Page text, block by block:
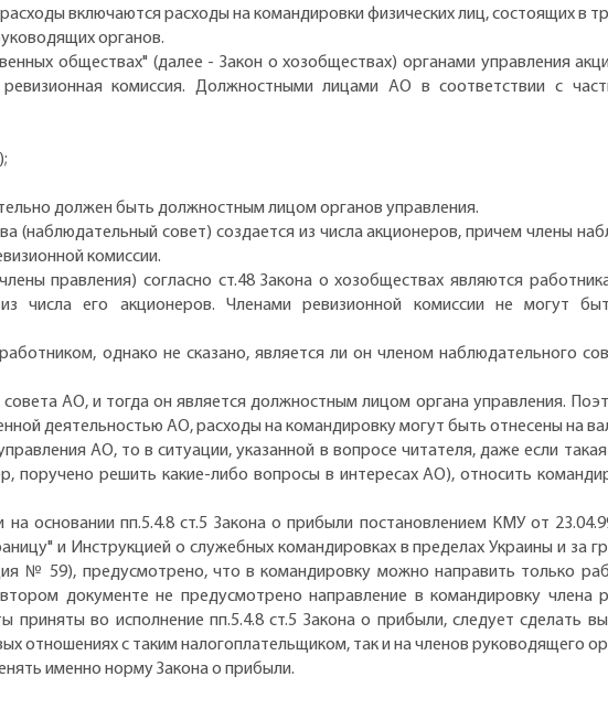
включаются расходы на командировки физических лиц, состоящих в
органов.
обществах" (далее - Закон о хозобществах) органами управления
комиссия. Должностными лицами АО в соответствии с
должен быть должностным лицом органов управления.
(наблюдательный совет) создается из числа акционеров, причем члены
комиссии.
правления) согласно ст.48 Закона о хозобществах являются
числа его акционеров. Членами ревизионной комиссии не могут
однако не сказано, является ли он членом наблюдательного
АО, и тогда он является должностным лицом органа управления.
деятельностью АО, расходы на командировку могут быть отнесены на
АО, то в ситуации, указанной в вопросе читателя, даже если
поручено решить какие-либо вопросы в интересах АО), относить
основании пп.5.4.8 ст.5 Закона о прибыли постановлением КМУ от
и Инструкцией о служебных командировках в пределах Украины и за
№ 59), предусмотрено, что в командировку можно направить только
документе не предусмотрено направление в командировку члена
во исполнение пп.5.4.8 ст.5 Закона о прибыли, следует сделать
отношениях с таким налогоплательщиком, так и на членов руководящего
именно норму Закона о прибыли.